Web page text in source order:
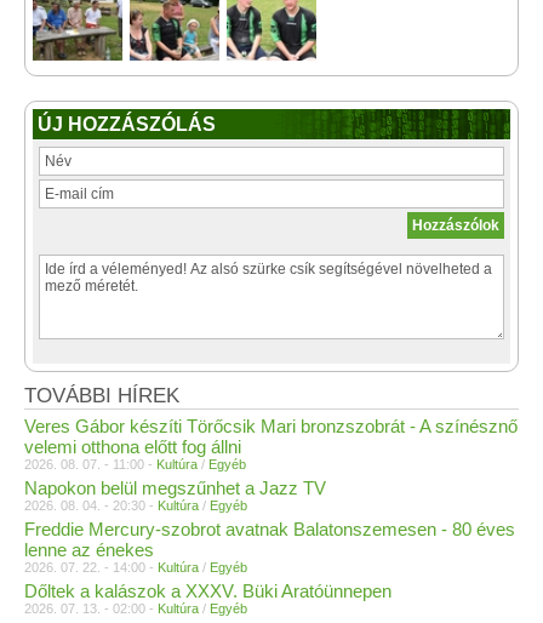
ÚJ HOZZÁSZÓLÁS
TOVÁBBI HÍREK
Veres Gábor készíti Törőcsik Mari bronzszobrát - A színésznő
velemi otthona előtt fog állni
2026. 08. 07. - 11:00 - Kultúra / Egyéb
Napokon belül megszűnhet a Jazz TV
2026. 08. 04. - 20:30 - Kultúra / Egyéb
Freddie Mercury-szobrot avatnak Balatonszemesen - 80 éves
lenne az énekes
2026. 07. 22. - 14:00 - Kultúra / Egyéb
Dőltek a kalászok a XXXV. Büki Aratóünnepen
2026. 07. 13. - 02:00 - Kultúra / Egyéb